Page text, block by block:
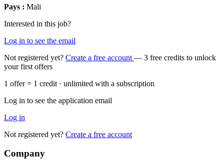
Pays : Mali
Interested in this job?
Log in to see the email
Not registered yet? Create a free account — 3 free credits to unlock
your first offers
1 offer = 1 credit · unlimited with a subscription
Log in to see the application email
Log in
Not registered yet? Create a free account
Company